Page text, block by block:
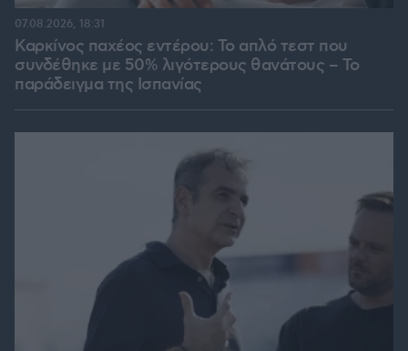
Καρκίνος παχέος εντέρου: Το απλό τεστ που
συνδέθηκε με 50% λιγότερους θανάτους – Το
παράδειγμα της Ισπανίας
07.08.2026, 18:31